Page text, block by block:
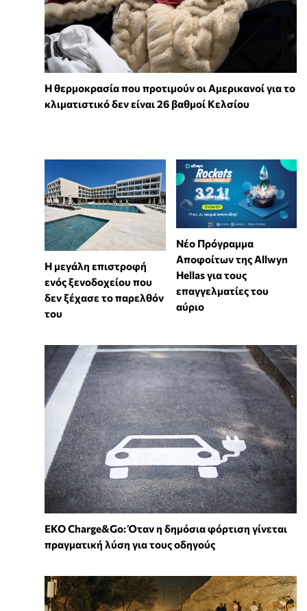
Η θερμοκρασία που προτιμούν οι Αμερικανοί για το
κλιματιστικό δεν είναι 26 βαθμοί Κελσίου
Η μεγάλη επιστροφή
ενός ξενοδοχείου που
δεν ξέχασε το παρελθόν
του
Νέο Πρόγραμμα
Αποφοίτων της Allwyn
Hellas για τους
επαγγελματίες του
αύριο
EKO Charge&Go: Όταν η δημόσια φόρτιση γίνεται
πραγματική λύση για τους οδηγούς